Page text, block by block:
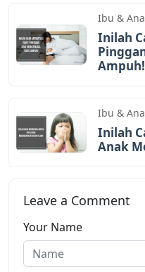
Ibu &
Inilah
Ampuh!
Ibu &
Inilah
Anak
Leave a Comment
Your Name